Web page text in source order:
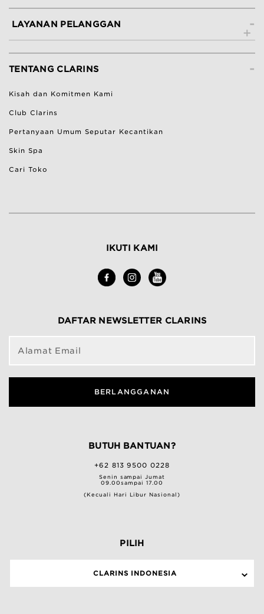
-
LAYANAN PELANGGAN
Lacak Pesanan -
TENTANG CLARINS
Kisah dan Komitmen Kami
Club Clarins
Pertanyaan Umum Seputar Kecantikan
Skin Spa
Cari Toko
IKUTI KAMI
DAFTAR NEWSLETTER CLARINS
Alamat Email
BERLANGGANAN
BUTUH BANTUAN?
+62 813 9500 0228
Senin sampai Jumat
09.00sampai 17.00
(Kecuali Hari Libur Nasional)
PILIH
CLARINS INDONESIA